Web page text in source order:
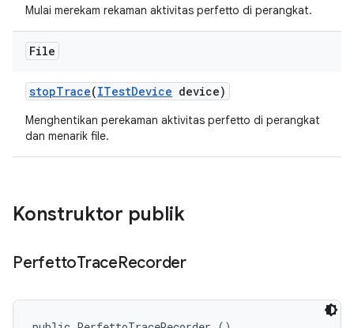
Mulai merekam rekaman aktivitas perfetto di perangkat.
File
stopTrace(ITestDevice device)
Menghentikan perekaman aktivitas perfetto di perangkat
dan menarik file.
Konstruktor publik
PerfettoTraceRecorder